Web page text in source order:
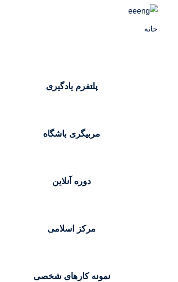
خانه
پلتفرم یادگیری
مربیگری باشگاه
دوره آنلاین
مرکز اسلامی
نمونه کارهای شخصی